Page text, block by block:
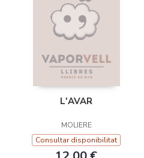
L'AVAR
MOLIERE
Consultar disponibilitat